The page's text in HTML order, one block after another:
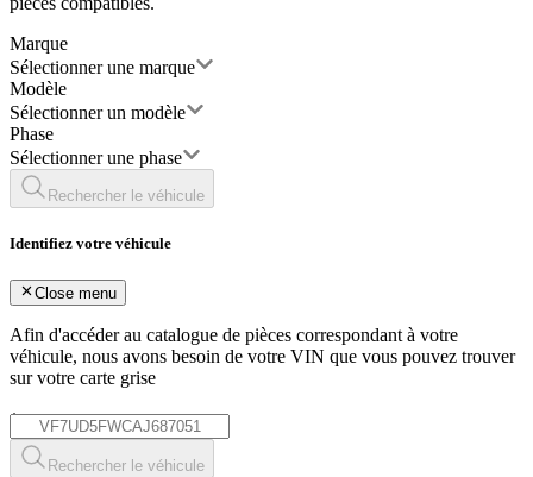
Marque
Sélectionner une marque
Modèle
Sélectionner un modèle
Phase
Sélectionner une phase
Rechercher le véhicule
Identifiez votre véhicule
Close menu
Afin d'accéder au catalogue de pièces correspondant à votre
véhicule, nous avons besoin de votre VIN que vous pouvez trouver
sur votre carte grise
*
Rechercher le véhicule